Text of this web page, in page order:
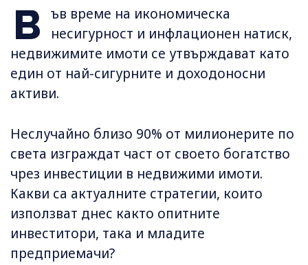
В
ъв време на икономическа
несигурност и инфлационен натиск,
недвижимите имоти се утвърждават като
един от най-сигурните и доходоносни
активи.
Неслучайно близо 90% от милионерите по
света изграждат част от своето богатство
чрез инвестиции в недвижими имоти.
Какви са актуалните стратегии, които
използват днес както опитните
инвеститори, така и младите
предприемачи?